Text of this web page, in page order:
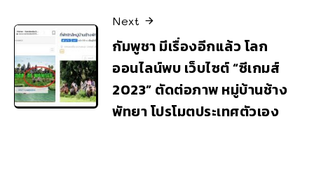
Next
กัมพูชา มีเรื่องอีกแล้ว โลก
ออนไลน์พบ เว็บไซต์ “ซีเกมส์
2023” ตัดต่อภาพ หมู่บ้านช้าง
พัทยา โปรโมตประเทศตัวเอง